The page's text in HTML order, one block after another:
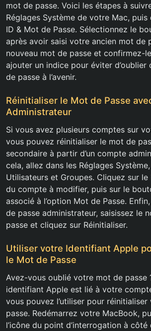
mot de passe. Voici les étapes à
Réglages Système de votre Mac,
ID & Mot de Passe. Sélectionnez le
après avoir saisi votre ancien mot de
nouveau mot de passe et confirmez-
ajouter un indice pour éviter d’oublier
de passe à l’avenir.
Réinitialiser le Mot de Passe
Administrateur
Si vous avez plusieurs comptes sur
vous pouvez réinitialiser le mot de
secondaire à partir d’un compte
cela, allez dans les Réglages
Utilisateurs et Groupes. Cliquez sur le
du compte à modifier, puis sur le
associé à l’option Mot de Passe.
de passe administrateur, saisissez le
passe et cliquez sur Réinitialiser.
Utiliser votre Identifiant Apple
le Mot de Passe
Avez-vous oublié votre mot de passe
identifiant Apple est lié à votre
vous pouvez l’utiliser pour
passe. Redémarrez votre MacBook,
l’icône du point d’interrogation à